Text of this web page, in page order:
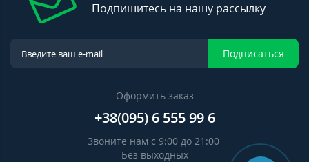
Подпишитесь на нашу рассылку
Подписаться
Оформить заказ
+38(095) 6 555 99 6
Звоните нам с 9:00 до 21:00
Без выходных